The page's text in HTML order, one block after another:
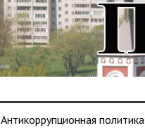
Антикоррупционная политика